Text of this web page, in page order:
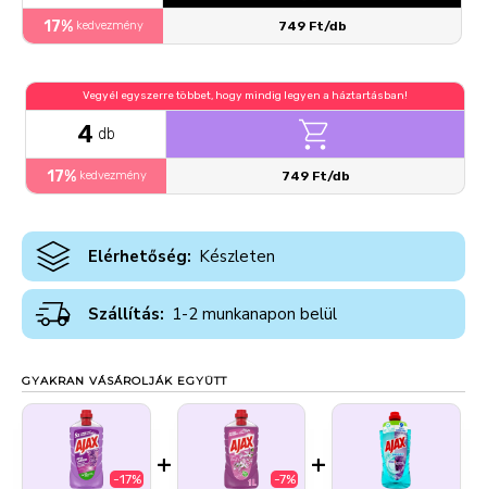
17%kedvezmény 749 Ft/db
Vegyél egyszerre többet, hogy mindig legyen a háztartásban!
4 db
17%kedvezmény 749 Ft/db
Elérhetőség: Készleten
Szállítás: 1-2 munkanapon belül
GYAKRAN VÁSÁROLJÁK EGYÜTT
-17%
+
-7%
+